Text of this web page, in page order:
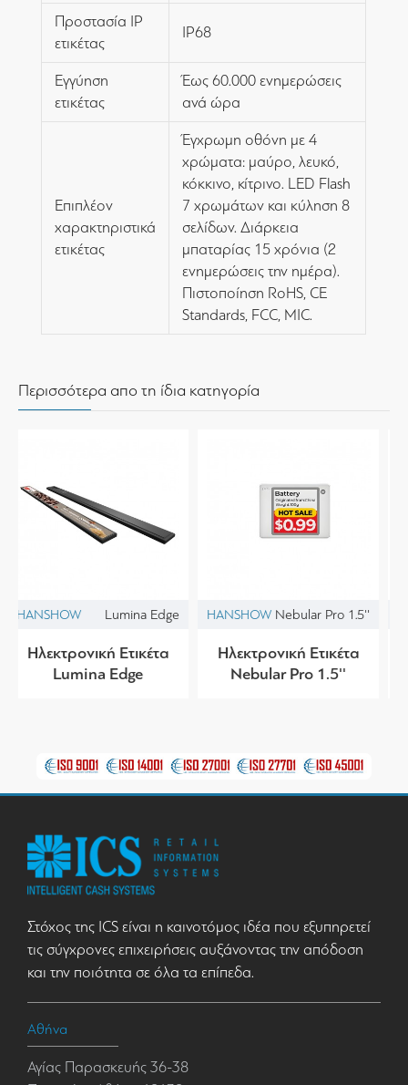
Προστασία IP
ετικέτας
IP68
Εγγύηση
ετικέτας
Έως 60.000 ενημερώσεις
ανά ώρα
Επιπλέον
χαρακτηριστικά
ετικέτας
Έγχρωμη οθόνη με 4
χρώματα: μαύρο, λευκό,
κόκκινο, κίτρινο. LED Flash
7 χρωμάτων και κύληση 8
σελίδων. Διάρκεια
μπαταρίας 15 χρόνια (2
ενημερώσεις την ημέρα).
Πιστοποίηση RoHS, CE
Standards, FCC, MIC.
Περισσότερα απο τη ίδια κατηγορία
Lumina Aqua 1010
Ηλεκτρονική Ετικέτα
Lumina Aqua 1010
Lumina Aqua 700
Ηλεκτρονική Ετικέτα
Lumina Aqua 700
Στόχος της ICS είναι η καινοτόμος ιδέα που εξυπηρετεί
τις σύγχρονες επιχειρήσεις αυξάνοντας την απόδοση
και την ποιότητα σε όλα τα επίπεδα.
Αθήνα
Αγίας Παρασκευής 36-38